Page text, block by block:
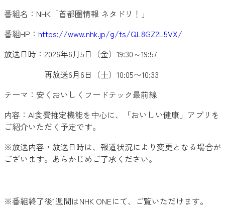
番組名：NHK「首都圏情報 ネタドリ！」
番組HP： https://www.nhk.jp/g/ts/QL8GZ2L5VX/
放送日時：2026年6月5日（金）19:30～19:57
再放送6月6日（土）10:05〜10:33
テーマ：安くおいしくフードテック最前線
内容：AI食費推定機能を中心に、「おいしい健康」アプリを
ご紹介いただく予定です。
※放送内容・放送日時は、報道状況により変更となる場合が
ございます。あらかじめご了承ください。
※番組終了後1週間はNHK ONEにて、ご覧いただけます。